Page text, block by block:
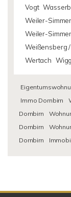
Vogt
Weiler-
Weiler-
Weißensberg
Wertach
Immo Dornbirn
Dornbirn
Dornbirn
Dornbirn